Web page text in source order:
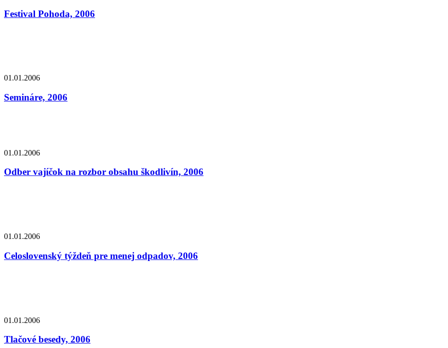
Festival Pohoda, 2006
01.01.2006
Semináre, 2006
01.01.2006
Odber vajíčok na rozbor obsahu škodlivín, 2006
01.01.2006
Celoslovenský týždeň pre menej odpadov, 2006
01.01.2006
Tlačové besedy, 2006